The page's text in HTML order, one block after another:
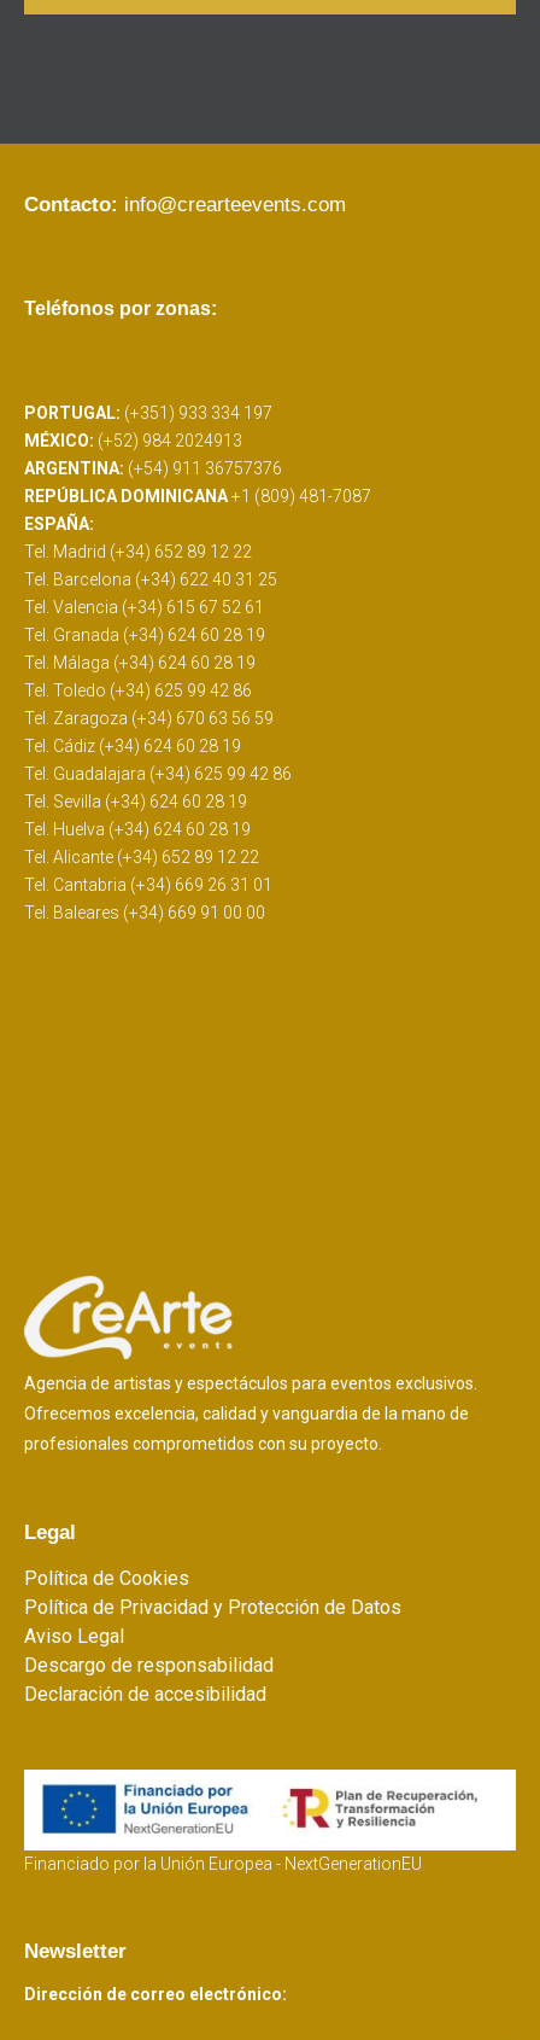
Contacto: info@crearteevents.com
Teléfonos por zonas:
PORTUGAL: (+351) 933 334 197
MÉXICO: (+52) 984 2024913
ARGENTINA: (+54) 911 36757376
REPÚBLICA DOMINICANA+1 (809) 481-7087
ESPAÑA:
Tel. Madrid (+34) 652 89 12 22
Tel. Barcelona (+34) 622 40 31 25
Tel. Valencia (+34) 615 67 52 61
Tel. Granada (+34) 624 60 28 19
Tel. Málaga (+34) 624 60 28 19
Tel. Toledo (+34) 625 99 42 86
Tel. Zaragoza (+34) 670 63 56 59
Tel. Cádiz (+34) 624 60 28 19
Tel. Guadalajara (+34) 625 99 42 86
Tel. Sevilla (+34) 624 60 28 19
Tel. Huelva (+34) 624 60 28 19
Tel. Alicante (+34) 652 89 12 22
Tel. Cantabria (+34) 669 26 31 01
Tel. Baleares (+34) 669 91 00 00
Agencia de artistas y espectáculos para eventos exclusivos.
Ofrecemos excelencia, calidad y vanguardia de la mano de
profesionales comprometidos con su proyecto.
Legal
Política de Cookies
Política de Privacidad y Protección de Datos
Aviso Legal
Descargo de responsabilidad
Declaración de accesibilidad
Financiado por la Unión Europea - NextGenerationEU
Newsletter
Dirección de correo electrónico: